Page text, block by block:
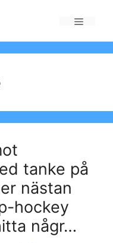
tanke på
nästan
hockey
någr…